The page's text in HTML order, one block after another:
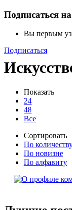
Подписаться
Вы первым
Подписаться
Показать
24
48
Все
Сортировать
По
По новизне
По алфавиту